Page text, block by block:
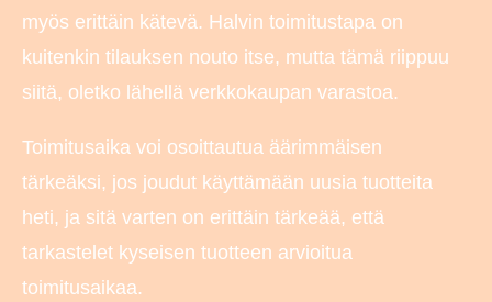
myös erittäin kätevä. Halvin toimitustapa on
kuitenkin tilauksen nouto itse, mutta tämä riippuu
siitä, oletko lähellä verkkokaupan varastoa.
Toimitusaika voi osoittautua äärimmäisen
tärkeäksi, jos joudut käyttämään uusia tuotteita
heti, ja sitä varten on erittäin tärkeää, että
tarkastelet kyseisen tuotteen arvioitua
toimitusaikaa.